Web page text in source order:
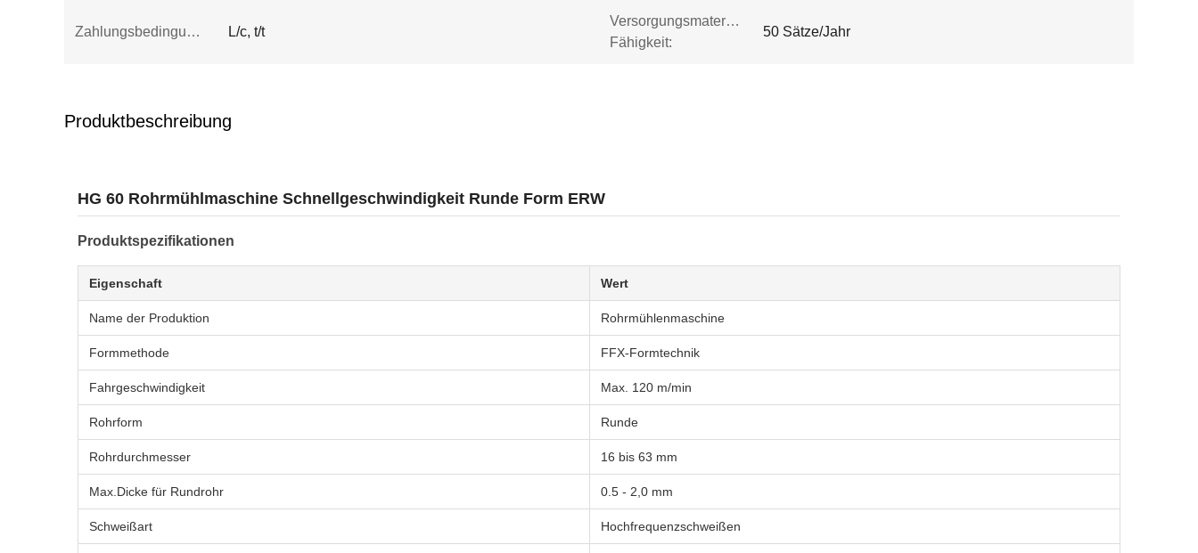
Zahlungsbedingungen: L/c, t/t
Versorgungsmaterial-
Fähigkeit:
50 Sätze/Jahr
Produktbeschreibung
HG 60 Rohrmühlmaschine Schnellgeschwindigkeit Runde Form ERW
Produktspezifikationen
Eigenschaft Wert
Name der Produktion Rohrmühlenmaschine
Formmethode FFX-Formtechnik
Fahrgeschwindigkeit Max. 120 m/min
Rohrform Runde
Rohrdurchmesser 16 bis 63 mm
Max.Dicke für Rundrohr 0.5 - 2,0 mm
Schweißart Hochfrequenzschweißen